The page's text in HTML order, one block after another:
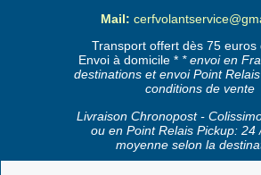
Mail:
Transport offert dès 75 euros
Envoi à domicile * * envoi en
destinations et envoi Point
conditions de vente
Livraison Chronopost -
ou en Point Relais Pickup: 24
moyenne selon la